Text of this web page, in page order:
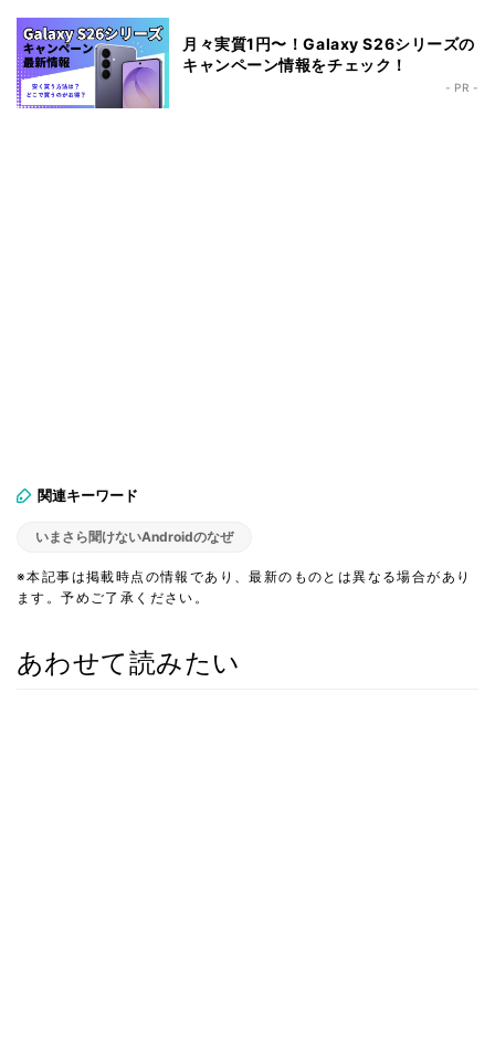
月々実質1円〜！Galaxy S26シリーズの
キャンペーン情報をチェック！
- PR -
関連キーワード
いまさら聞けないAndroidのなぜ
※本記事は掲載時点の情報であり、最新のものとは異なる場合があり
ます。予めご了承ください。
あわせて読みたい